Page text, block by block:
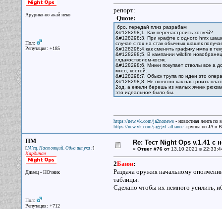
Арурико-но акай неко
Пол:
Репутация: +185
репорт:
Quote:
бро, передай плиз разрабам
&#128298;1. Как перенастроить хоткей?
&#128298;3. При крафте с одного hmx
случае с rdx на стак обычных шашек
&#128298;4.как сменить графику импа в
&#128298;5. В кампании wildfire
глдакостволом-косяк.
&#128298;6. Микки покупает стволы все а
мясо, костей.
&#128298;7. Обыск трупа по идеи это
&#128298;8. Не понятно как настроить
2од, а ежели берешь из малых ячеек
это идеальное было бы.
https://new.vk.com/ja2nonews- новостная лента по
https://new.vk.com/jagged_alliance-группа по JA в
ПМ
[JA'ец. Настоящий. Одна штука :]
Кардинал
Джаец - НОчник
Пол:
Репутация: +712
Re: Тест Night Ops v.1.41 с
« Ответ #76 от13.10.2021 в
2Баюн:
Раздача оружия начальному
таблицы.
Сделано чтобы их немного усилить,